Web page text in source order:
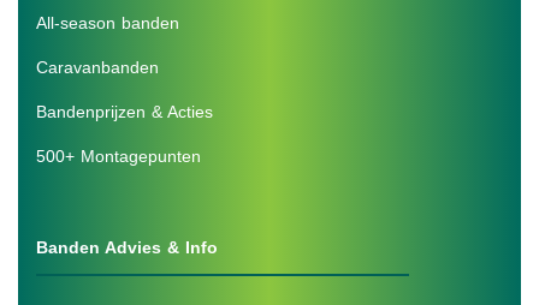
All-season banden
Caravanbanden
Bandenprijzen & Acties
500+ Montagepunten
Banden Advies & Info